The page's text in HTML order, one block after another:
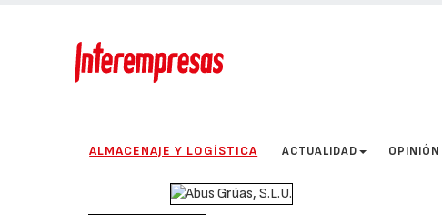
ALMACENAJE Y LOGÍSTICA ACTUALIDAD OPINIÓN